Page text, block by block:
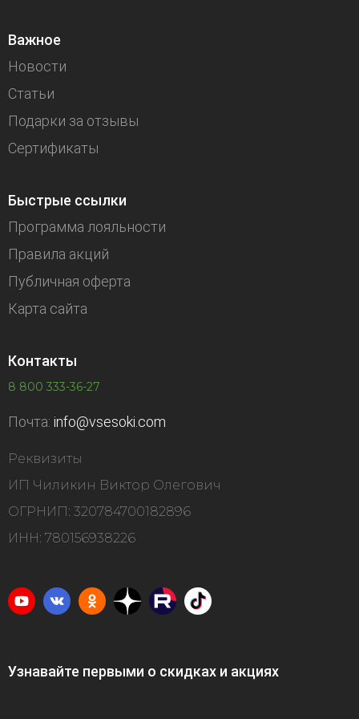
Важное
Новости
Статьи
Подарки за отзывы
Сертификаты
Быстрые ссылки
Программа лояльности
Правила акций
Публичная оферта
Карта сайта
Контакты
8 800 333-36-27
Почта: info@vsesoki.com
Реквизиты
ИП Чиликин Виктор Олегович
ОГРНИП: 320784700182896
ИНН: 780156938226
Узнавайте первыми о скидках и акциях